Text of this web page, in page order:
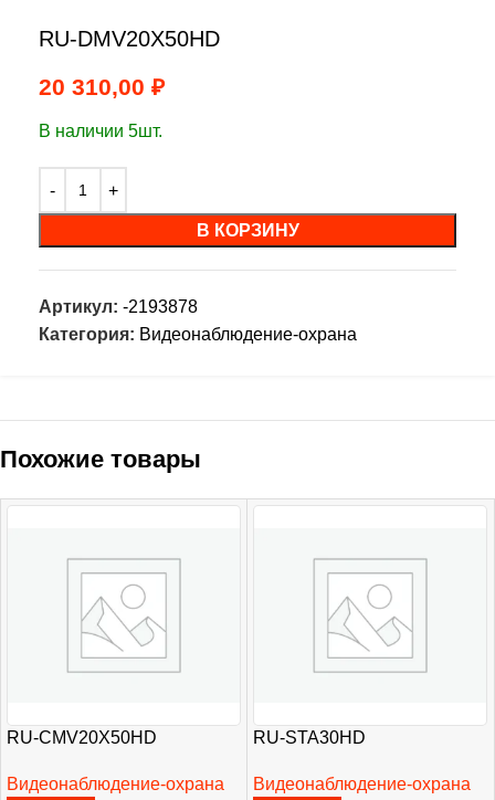
RU-DMV20X50HD
20 310,00 ₽
В наличии 5шт.
В КОРЗИНУ
Артикул: -2193878
Категория: Видеонаблюдение-охрана
Похожие товары
RU-CMV20X50HD
Видеонаблюдение-охрана
RU-STA30HD
Видеонаблюдение-охрана